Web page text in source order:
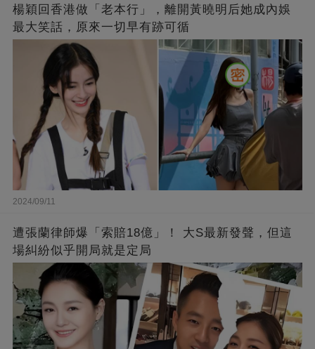
楊穎回香港做「老本行」，離開黃曉明后她成內娛
最大笑話，原來一切早有跡可循
2024/09/11
遭張蘭律師爆「索賠18億」！ 大S最新發聲，但這
場糾紛似乎開局就是定局